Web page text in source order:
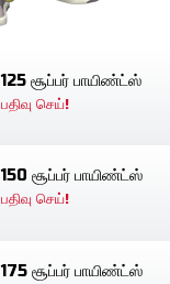
125 சூப்பர் பாயிண்ட்ஸ்
பதிவு செய்!
150 சூப்பர் பாயிண்ட்ஸ்
பதிவு செய்!
175 சூப்பர் பாயிண்ட்ஸ்